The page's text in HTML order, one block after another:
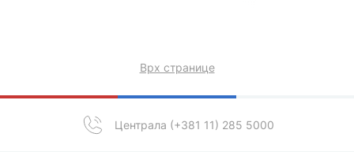
Централа (+381 11) 285 5000
Врх странице